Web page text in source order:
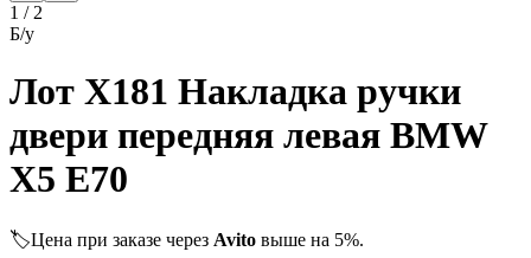
1 / 2
Б/у
Лот X181 Накладка ручки
двери передняя левая BMW
X5 E70
🏷️Цена при заказе через Avito выше на 5%.